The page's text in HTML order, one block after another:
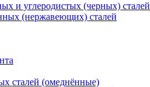
и углеродистых (черных) сталей
(нержавеющих) сталей
сталей (омеднённые)